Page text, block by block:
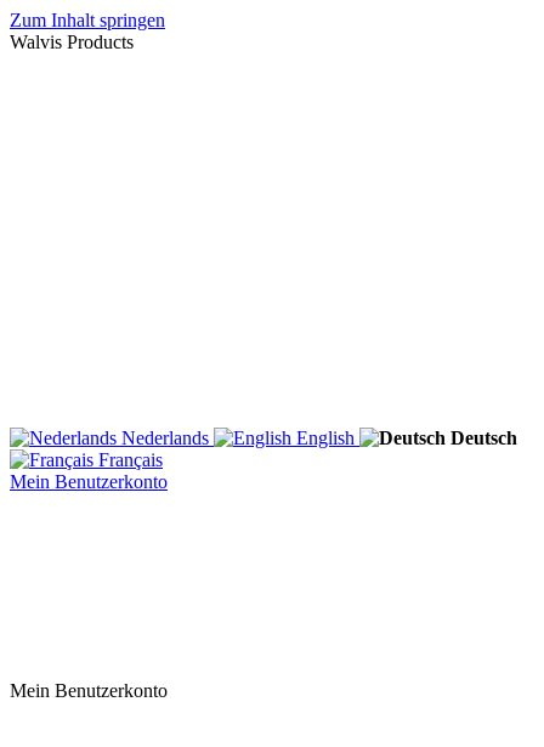
Zum Inhalt springen
Walvis Products
Nederlands English
Deutsch
Français
Mein Benutzerkonto
Mein Benutzerkonto